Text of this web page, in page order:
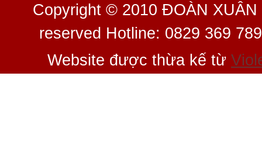
Copyright © 2010 ĐOÀN
reserved Hotline: 0829 369
Website được thừa kế từ